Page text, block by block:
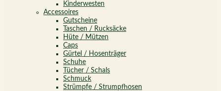
Kinderwesten
Accessoires
Gutscheine
Taschen / Rucksäcke
Hüte / Mützen
Caps
Gürtel / Hosenträger
Schuhe
Tücher / Schals
Schmuck
Strümpfe / Strumpfhosen